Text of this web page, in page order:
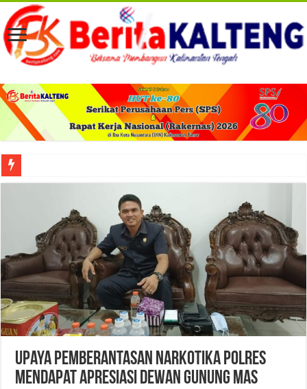
Upaya Pemberantasan Narkotika Polres
Mendapat Apresiasi Dewan Gunung Mas